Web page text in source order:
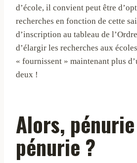
d’école, il convient peut être
recherches en fonction de cette
d’inscription au tableau de
d’élargir les recherches aux
« fournissent » maintenant plus
deux !
Alors,
pénurie ?